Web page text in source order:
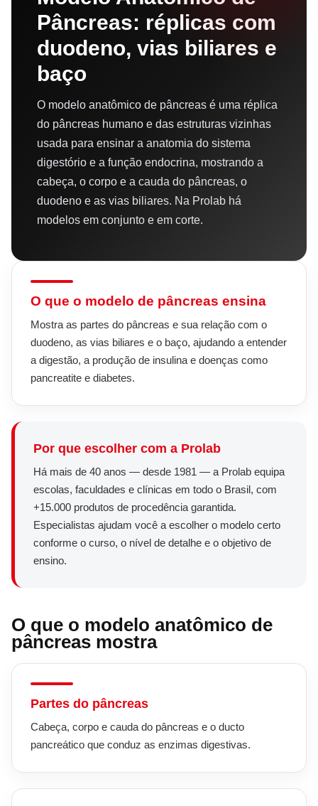
Pâncreas: réplicas com
duodeno, vias biliares e
baço
O modelo anatômico de pâncreas é uma réplica
do pâncreas humano e das estruturas vizinhas
usada para ensinar a anatomia do sistema
digestório e a função endocrina, mostrando a
cabeça, o corpo e a cauda do pâncreas, o
duodeno e as vias biliares. Na Prolab há
modelos em conjunto e em corte.
O que o modelo de pâncreas ensina
Mostra as partes do pâncreas e sua relação com o
duodeno, as vias biliares e o baço, ajudando a entender
a digestão, a produção de insulina e doenças como
pancreatite e diabetes.
Por que escolher com a Prolab
Há mais de 40 anos — desde 1981 — a Prolab equipa
escolas, faculdades e clínicas em todo o Brasil, com
+15.000 produtos de procedência garantida.
Especialistas ajudam você a escolher o modelo certo
conforme o curso, o nível de detalhe e o objetivo de
ensino.
O que o modelo anatômico de
pâncreas mostra
Partes do pâncreas
Cabeça, corpo e cauda do pâncreas e o ducto
pancreático que conduz as enzimas digestivas.